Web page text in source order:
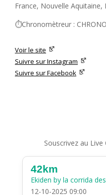
France, Nouvelle
⏱️Chronomètreur :
Voir le site
Suivre sur Instagram
Suivre sur Facebook
Souscrivez au
42km
Ekiden by la corrida
12-10-2025 09:00